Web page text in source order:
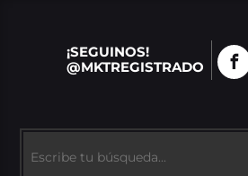
¡SEGUINOS!
@MKTREGISTRADO